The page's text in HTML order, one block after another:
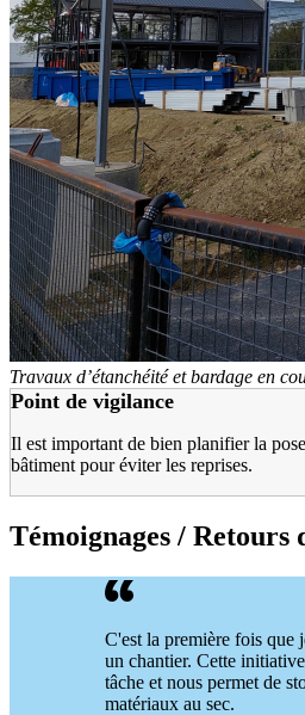
Travaux d’étanchéité et bardage en
Point de vigilance
Il est important de bien planifier la
bâtiment pour éviter les reprises.
Témoignages / Retours
C'est la première fois que
un chantier. Cette
tâche et nous permet de
matériaux au sec.